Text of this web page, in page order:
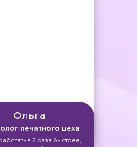
в 2 раза быстрее,
Ольга
печатного цеха